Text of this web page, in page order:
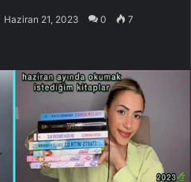
Haziran 21, 2023 0 7